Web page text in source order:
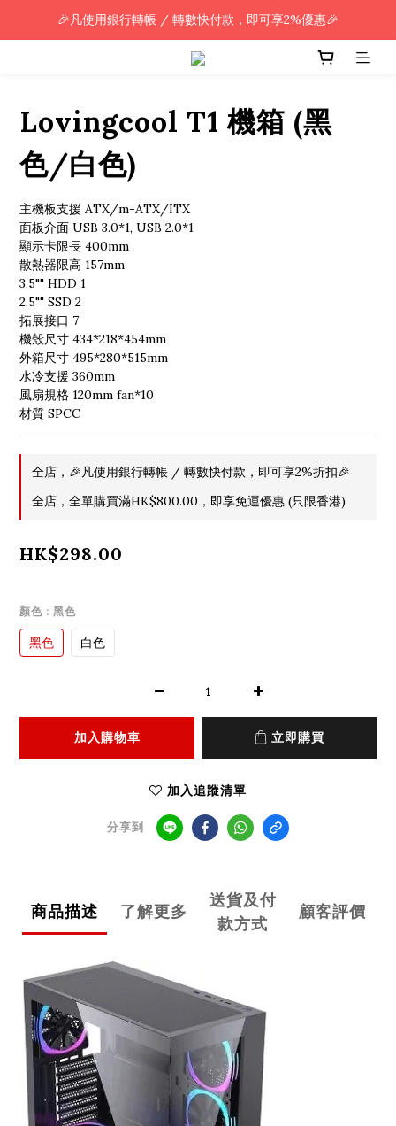
🎉凡使用銀行轉帳 / 轉數快付款，即可享2%優惠🎉
🎉凡使用銀行轉帳 / 轉數快付款，即可享2%優惠🎉
全單購買滿HK$800.00，即享免運優惠 (只限香港)
Lovingcool T1 機箱 (黑
色/白色)
主機板支援 ATX/m-ATX/ITX
面板介面 USB 3.0*1, USB 2.0*1
顯示卡限長 400mm
散熱器限高 157mm
3.5"" HDD 1
2.5"" SSD 2
拓展接口 7
機殼尺寸 434*218*454mm
外箱尺寸 495*280*515mm
水冷支援 360mm
風扇規格 120mm fan*10
材質 SPCC
全店，🎉凡使用銀行轉帳 / 轉數快付款，即可享2%折扣🎉
全店，全單購買滿HK$800.00，即享免運優惠 (只限香港)
HK$298.00
顏色 : 黑色
黑色 白色
加入購物車 立即購買
加入追蹤清單
分享到
商品描述 了解更多
送貨及付
款方式
顧客評價